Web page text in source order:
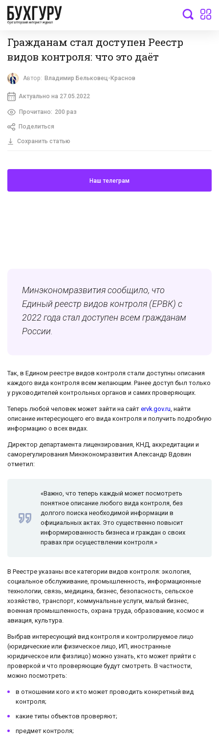
бухгалтерский интернет-журнал
Гражданам стал доступен Реестр
видов контроля: что это даёт
Автор: Владимир Бельковец-Краснов
Актуально на 27.05.2022
Прочитано: 200 раз
Поделиться
Сохранить статью
Наш телеграм
Минэкономразвития сообщило, что
Единый реестр видов контроля (ЕРВК) с
2022 года стал доступен всем гражданам
России.
Так, в Едином реестре видов контроля стали доступны описания
каждого вида контроля всем желающим. Ранее доступ был только
у руководителей контрольных органов и самих проверяющих.
Теперь любой человек может зайти на сайт ervk.gov.ru, найти
описание интересующего его вида контроля и получить подробную
информацию о всех видах.
Директор департамента лицензирования, КНД, аккредитации и
саморегулирования Минэкономразвития Александр Вдовин
отметил:
«Важно, что теперь каждый может посмотреть
понятное описание любого вида контроля, без
долгого поиска необходимой информации в
официальных актах. Это существенно повысит
информированность бизнеса и граждан о своих
правах при осуществлении контроля.»
В Реестре указаны все категории видов контроля: экология,
социальное обслуживание, промышленность, информационные
технологии, связь, медицина, бизнес, безопасность, сельское
хозяйство, транспорт, коммунальные услуги, малый бизнес,
военная промышленность, охрана труда, образование, космос и
авиация, культура.
Выбрав интересующий вид контроля и контролируемое лицо
(юридические или физическое лицо, ИП, иностранные
юридическое или физлицо) можно узнать, кто может прийти с
проверкой и что проверяющие будут смотреть. В частности,
можно посмотреть:
в отношении кого и кто может проводить конкретный вид
контроля;
какие типы объектов проверяют;
предмет контроля;